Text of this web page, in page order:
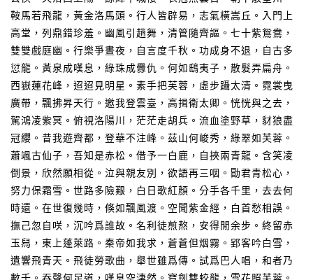
鞍馬若飛龍，黃金洛馬頭。行人皆辟易，志氣橫嵩丘。入門上
高堂，列鼎錯珍羞。幽風引趙舞，清管隨齊謳。七十紫鴛鴦，
雙雙戲庭幽。行樂爭晝夜，自言度千秋。功成身不退，自古多
愆龍。黃泉成嘆息，綠珠成釁仇。何如鴟夷子，散髮弄扁舟。
西嶽蓮花峰，迢迢見明星。素手把芙蓉，虛步躡太清。霓裳曳
廣帶，飄拂昇天行。邀我登雲臺，高揖衛太卿。恍恍與之去，
駕鴻凌紫冥。俯視洛陽川，茫茫走胡兵。流血塗野草，豺狼盡
冠纓。昔我遊齊都，登華不注峰。茲山何峻秀，綠翠如芙蓉。
蕭颯古仙子，吾知是赤松。借予一白鹿，自挾兩青龍。含笑凌
倒景，欣然願相從。泣與親友別，欲語再三咽。勖君青松心，
努力保霜雪。世路多險艱，白日歌紅顏。分手各千里，去去何
時還。在世復幾時，倏如飄風渡。空聞紫金經，白首愁相誤。
撫己忽自咲，沉吟爲誰故。名利徒煎熬，安得閒余步。終留赤
玉舄，東上蓬萊路。秦帝如我求，蒼蒼但烟霧。郢客吟白雪，
遺響飛青天。飛徒勞歌曲，舉世雖爲傳。試爲巴人唱，和者乃